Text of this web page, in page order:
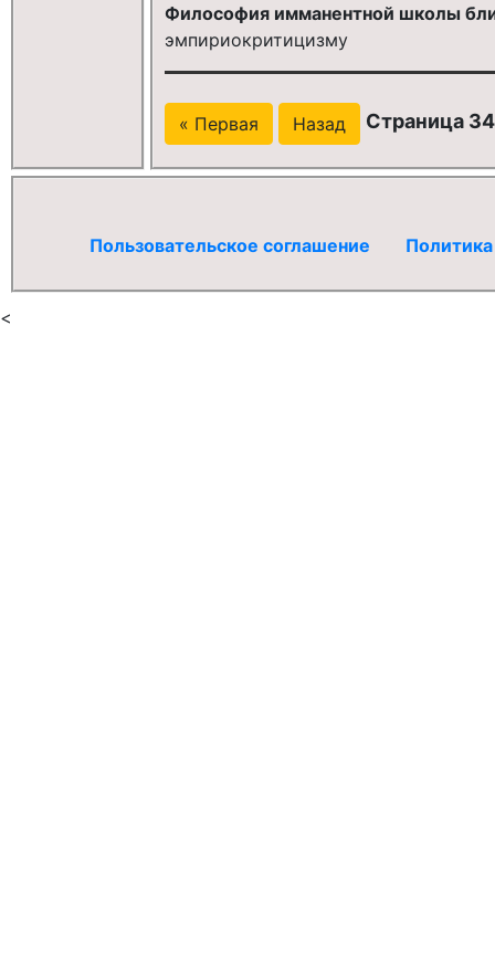
Философия имманентной школы
эмпириокритицизму
« Первая Назад Страница
Пользовательское соглашение
<